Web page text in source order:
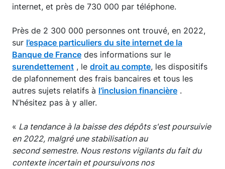
internet, et près de 730 000 par téléphone.
Près de 2 300 000 personnes ont trouvé, en 2022,
sur l’espace particuliers du site internet de la
Banque de France des informations sur le
surendettement , le droit au compte, les dispositifs
de plafonnement des frais bancaires et tous les
autres sujets relatifs à l’inclusion financière .
N’hésitez pas à y aller.
« La tendance à la baisse des dépôts s'est poursuivie
en 2022, malgré une stabilisation au
second semestre. Nous restons vigilants du fait du
contexte incertain et poursuivons nos